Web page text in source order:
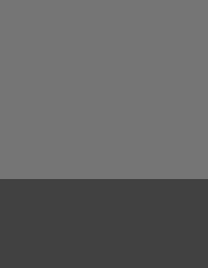
Remagen auf
Franziskus